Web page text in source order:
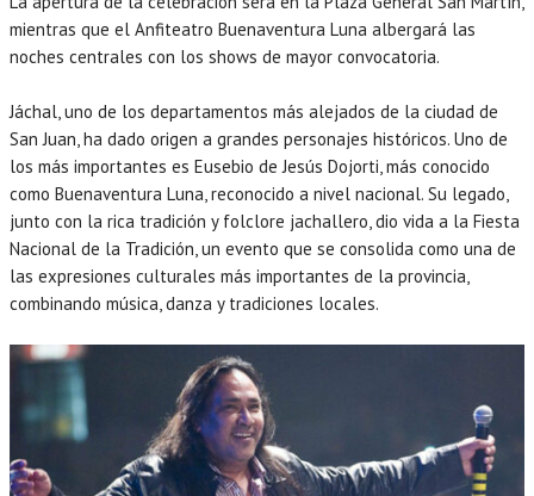
mientras que el Anfiteatro Buenaventura Luna albergará las
noches centrales con los shows de mayor convocatoria.
Jáchal, uno de los departamentos más alejados de la ciudad de
San Juan, ha dado origen a grandes personajes históricos. Uno de
los más importantes es Eusebio de Jesús Dojorti, más conocido
como Buenaventura Luna, reconocido a nivel nacional. Su legado,
junto con la rica tradición y folclore jachallero, dio vida a la Fiesta
Nacional de la Tradición, un evento que se consolida como una de
las expresiones culturales más importantes de la provincia,
combinando música, danza y tradiciones locales.